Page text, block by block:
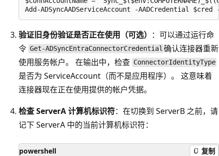
验证旧身份验证是否正在使用（可选） ：可以通过运行命
令 Get-ADSyncEntraConnectorCredential 确认连接器重新
使用服务帐户。 在输出中，检查 ConnectorIdentityType
是否为 ServiceAccount（而不是应用程序）。 这意味着
连接器现在正在使用提供的帐户凭据。
检查 ServerA 计算机标识符：在切换到 ServerB 之前，请
记下 ServerA 中的当前计算机标识符：
powershell 复制